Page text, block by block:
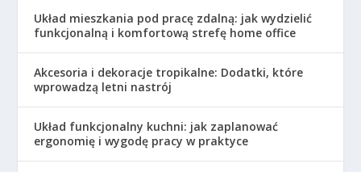
Układ mieszkania pod pracę zdalną: jak wydzielić
funkcjonalną i komfortową strefę home office
Akcesoria i dekoracje tropikalne: Dodatki, które
wprowadzą letni nastrój
Układ funkcjonalny kuchni: jak zaplanować
ergonomię i wygodę pracy w praktyce